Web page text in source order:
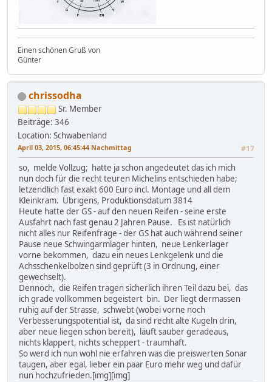
Einen schönen Gruß von
Günter
chrissodha
Sr. Member
Beiträge: 346
Location: Schwabenland
April 03, 2015, 06:45:44 Nachmittag #17
so, melde Vollzug; hatte ja schon angedeutet das ich mich
nun doch für die recht teuren Michelins entschieden habe;
letzendlich fast exakt 600 Euro incl. Montage und all dem
Kleinkram. Übrigens, Produktionsdatum 3814
Heute hatte der GS - auf den neuen Reifen - seine erste
Ausfahrt nach fast genau 2 Jahren Pause. Es ist natürlich
nicht alles nur Reifenfrage - der GS hat auch während seiner
Pause neue Schwingarmlager hinten, neue Lenkerlager
vorne bekommen, dazu ein neues Lenkgelenk und die
Achsschenkelbolzen sind geprüft (3 in Ordnung, einer
gewechselt).
Dennoch, die Reifen tragen sicherlich ihren Teil dazu bei, das
ich grade vollkommen begeistert bin. Der liegt dermassen
ruhig auf der Strasse, schwebt (wobei vorne noch
Verbesserungspotential ist, da sind recht alte Kugeln drin,
aber neue liegen schon bereit), läuft sauber geradeaus,
nichts klappert, nichts scheppert - traumhaft.
So werd ich nun wohl nie erfahren was die preiswerten Sonar
taugen, aber egal, lieber ein paar Euro mehr weg und dafür
nun hochzufrieden.[img][img]